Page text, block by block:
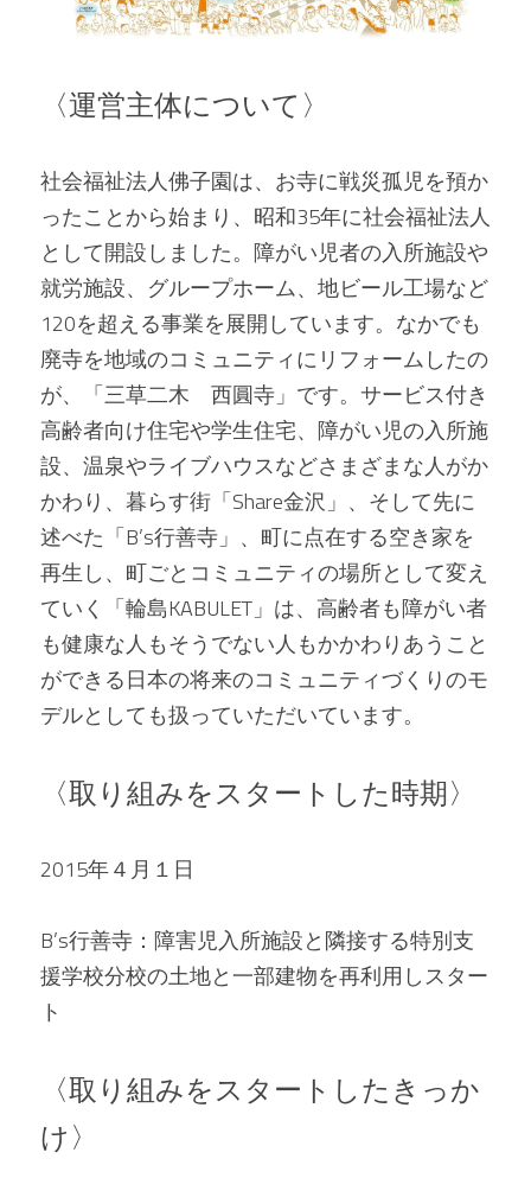
〈運営主体について〉
社会福祉法人佛子園は、お寺に戦災孤児を預か
ったことから始まり、昭和35年に社会福祉法人
として開設しました。障がい児者の入所施設や
就労施設、グループホーム、地ビール工場など
120を超える事業を展開しています。なかでも
廃寺を地域のコミュニティにリフォームしたの
が、「三草二木　西圓寺」です。サービス付き
高齢者向け住宅や学生住宅、障がい児の入所施
設、温泉やライブハウスなどさまざまな人がか
かわり、暮らす街「Share金沢」、そして先に
述べた「B’s行善寺」、町に点在する空き家を
再生し、町ごとコミュニティの場所として変え
ていく「輪島KABULET」は、高齢者も障がい者
も健康な人もそうでない人もかかわりあうこと
ができる日本の将来のコミュニティづくりのモ
デルとしても扱っていただいています。
〈取り組みをスタートした時期〉
2015年４月１日
B’s行善寺：障害児入所施設と隣接する特別支
援学校分校の土地と一部建物を再利用しスター
ト
〈取り組みをスタートしたきっか
け〉